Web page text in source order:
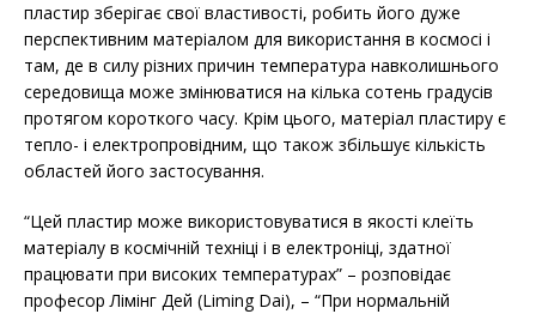
пластир зберігає свої властивості, робить його дуже
перспективним матеріалом для використання в космосі і
там, де в силу різних причин температура навколишнього
середовища може змінюватися на кілька сотень градусів
протягом короткого часу. Крім цього, матеріал пластиру є
тепло- і електропровідним, що також збільшує кількість
областей його застосування.
“Цей пластир може використовуватися в якості клеїть
матеріалу в космічній техніці і в електроніці, здатної
працювати при високих температурах” – розповідає
професор Лімінг Дей (Liming Dai), – “При нормальній